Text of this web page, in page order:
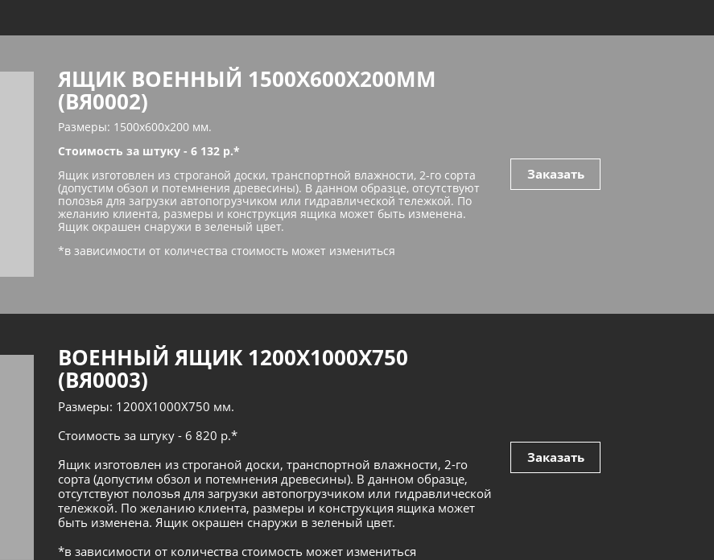
ЯЩИК ВОЕННЫЙ 1500Х600Х200ММ
(ВЯ0002)
Размеры: 1500х600х200 мм.
Стоимость за штуку - 6 132 р.*
Ящик изготовлен из строганой доски, транспортной влажности, 2-го сорта
(допустим обзол и потемнения древесины). В данном образце, отсутствуют
полозья для загрузки автопогрузчиком или гидравлической тележкой. По
желанию клиента, размеры и конструкция ящика может быть изменена.
Ящик окрашен снаружи в зеленый цвет.
*в зависимости от количества стоимость может измениться
Заказать
ВОЕННЫЙ ЯЩИК 1200Х1000Х750
(ВЯ0003)
Размеры: 1200Х1000Х750 мм.
Стоимость за штуку - 6 820 р.*
Ящик изготовлен из строганой доски, транспортной влажности, 2-го
сорта (допустим обзол и потемнения древесины). В данном образце,
отсутствуют полозья для загрузки автопогрузчиком или гидравлической
тележкой. По желанию клиента, размеры и конструкция ящика может
быть изменена. Ящик окрашен снаружи в зеленый цвет.
*в зависимости от количества стоимость может измениться
Заказать